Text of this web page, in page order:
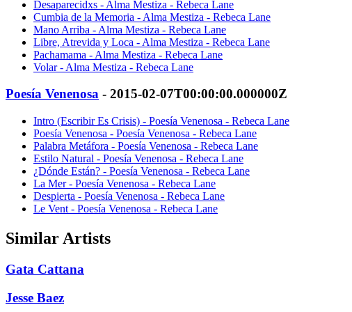
Desaparecidxs - Alma Mestiza - Rebeca Lane
Cumbia de la Memoria - Alma Mestiza - Rebeca Lane
Mano Arriba - Alma Mestiza - Rebeca Lane
Libre, Atrevida y Loca - Alma Mestiza - Rebeca Lane
Pachamama - Alma Mestiza - Rebeca Lane
Volar - Alma Mestiza - Rebeca Lane
Poesía Venenosa - 2015-02-07T00:00:00.000000Z
Intro (Escribir Es Crisis) - Poesía Venenosa - Rebeca Lane
Poesía Venenosa - Poesía Venenosa - Rebeca Lane
Palabra Metáfora - Poesía Venenosa - Rebeca Lane
Estilo Natural - Poesía Venenosa - Rebeca Lane
¿Dónde Están? - Poesía Venenosa - Rebeca Lane
La Mer - Poesía Venenosa - Rebeca Lane
Despierta - Poesía Venenosa - Rebeca Lane
Le Vent - Poesía Venenosa - Rebeca Lane
Similar Artists
Gata Cattana
Jesse Baez